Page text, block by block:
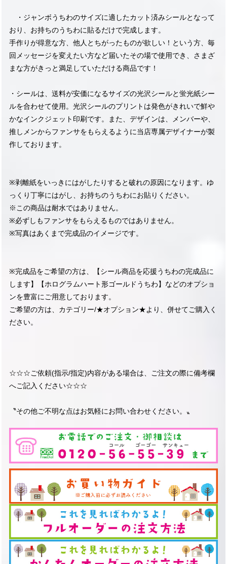
・ジャンボうちわのサイズに適したカット済みシールとなって
おり、お持ちのうちわに貼るだけで完成します。
手作りが得意な方、他人とちがったものが欲しい！という方、毎
回メッセージを変えたい方など届いたその場で使用でき、さまざ
まな方がきっと満足していただける商品です！
・シールは、送料が安価になるサイズの光沢シールと蛍光紙シー
ルを合わせて使用。光沢シールのプリントは発色がきれいで鮮や
かなインクジェット印刷です。また、デザインは、メンバーや、
推しメンからファンサをもらえるように当店専属デザイナーが製
作しております。
※剥離紙をいっきにはがしたりすると破れの原因になります。ゆ
っくり丁寧にはがし、お持ちのうちわにお貼りください。
※この商品は耐水ではありません。
※必ずしもファンサをもらえるものではありません。
※写真はあくまで完成品のイメージです。
※完成品をご希望の方は、【シール商品を応援うちわの完成品に
します】【ホログラムハート形ゴールドうちわ】などのオプショ
ンを豊富にご用意しております。
ご希望の方は、カテゴリー/★オプション★より、併せてご購入く
ださい。
☆☆☆ご依頼(指示/指定)内容がある場合は、ご注文の際に備考欄
へご記入ください☆☆☆
〝その他ご不明な点はお気軽にお問い合わせください。〟